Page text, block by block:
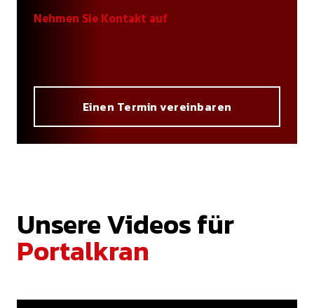
Nehmen Sie Kontakt auf
Einen Termin vereinbaren
Unsere Videos für
Portalkran